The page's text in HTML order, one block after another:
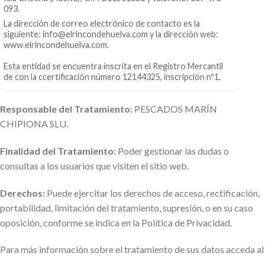
093.
La dirección de correo electrónico de contacto es la
siguiente: info@elrincondehuelva.com y la dirección web:
www.elrincondehuelva.com.
Esta entidad se encuentra inscrita en el Registro Mercantil
de con la ccertificación número 12144325, inscripción nº1.
Responsable del Tratamiento: PESCADOS MARÍN
CHIPIONA SLU.
Finalidad del Tratamiento: Poder gestionar las dudas o
consultas a los usuarios que visiten el sitio web.
Derechos: Puede ejercitar los derechos de acceso, rectificación,
portabilidad, limitación del tratamiento, supresión, o en su caso
oposición, conforme se indica en la Política de Privacidad.
Para más información sobre el tratamiento de sus datos acceda al